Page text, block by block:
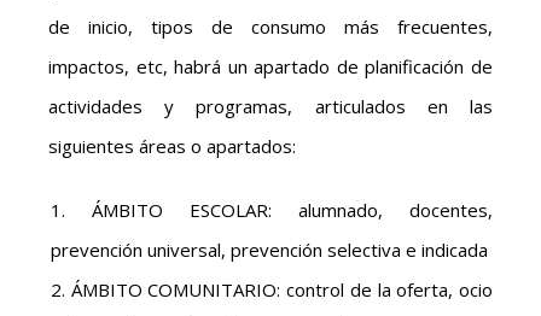
de inicio, tipos de consumo más frecuentes,
impactos, etc, habrá un apartado de planificación de
actividades y programas, articulados en las
siguientes áreas o apartados:
ÁMBITO ESCOLAR: alumnado, docentes,
prevención universal, prevención selectiva e indicada
ÁMBITO COMUNITARIO: control de la oferta, ocio